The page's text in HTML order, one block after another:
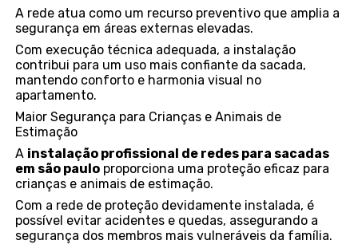
A rede atua como um recurso preventivo que amplia a
segurança em áreas externas elevadas.
Com execução técnica adequada, a instalação
contribui para um uso mais confiante da sacada,
mantendo conforto e harmonia visual no
apartamento.
Maior Segurança para Crianças e Animais de
Estimação
A instalação profissional de redes para sacadas
em são paulo proporciona uma proteção eficaz para
crianças e animais de estimação.
Com a rede de proteção devidamente instalada, é
possível evitar acidentes e quedas, assegurando a
segurança dos membros mais vulneráveis da família.